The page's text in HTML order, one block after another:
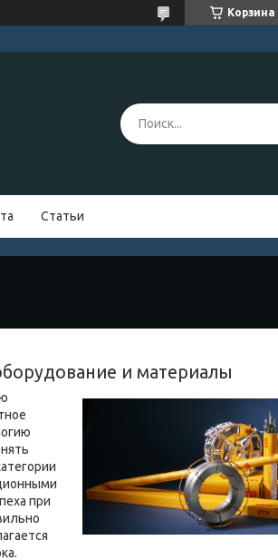
Корзина
Статьи
и материалы
при